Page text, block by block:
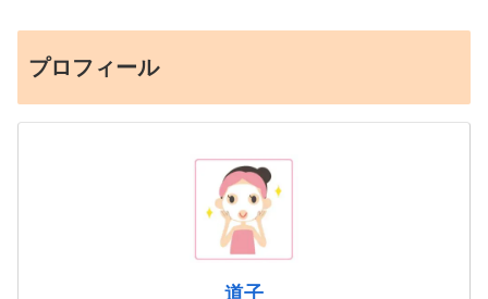
プロフィール
道子